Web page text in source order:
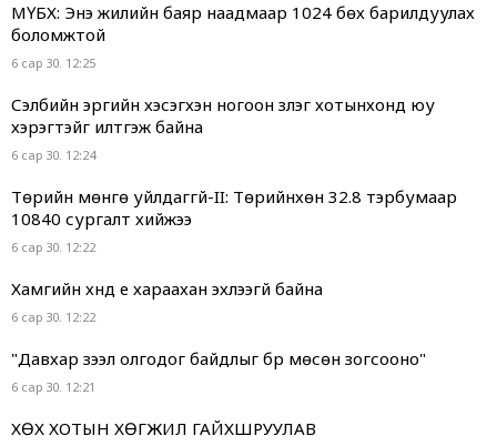
МҮБХ: Энэ жилийн баяр наадмаар 1024 бөх барилдуулах
боломжтой
6 сар 30. 12:25
Сэлбийн эргийн хэсэгхэн ногоон зүлэг хотынхонд юу
хэрэгтэйг илтгэж байна
6 сар 30. 12:24
Төрийн мөнгө уйлдаггүй-II: Төрийнхөн 32.8 тэрбумаар
10840 сургалт хийжээ
6 сар 30. 12:22
Хамгийн хүнд үе хараахан эхлээгүй байна
6 сар 30. 12:22
"Давхар зээл олгодог байдлыг бүр мөсөн зогсооно"
6 сар 30. 12:21
ХӨХ ХОТЫН ХӨГЖИЛ ГАЙХШРУУЛАВ